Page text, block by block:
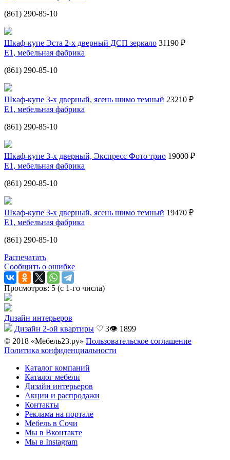
(861) 290-85-10
Шкаф-купе Эста 2-х дверный ДСП зеркало 31190 ₽
Е1, мебельная фабрика
(861) 290-85-10
Шкаф-купе 3-х дверный, ясень шимо темный 23210 ₽
Е1, мебельная фабрика
(861) 290-85-10
Шкаф-купе 3-х дверный, Экспресс Фото трио 19000 ₽
Е1, мебельная фабрика
(861) 290-85-10
Шкаф-купе 3-х дверный, ясень шимо темный 19470 ₽
Е1, мебельная фабрика
(861) 290-85-10
Распечатать
Сообщить о ошибке
Просмотров: 5 (с 1-го числа)
Дизайн интерьеров
Дизайн 2-ой квартиры ♡ 3👁 1899
© 2018 «Мебель23.ру» Пользовательское соглашение
Политика конфиденциальности
Каталог компаний
Каталог мебели
Дизайн интерьеров
Акции и распродажи
Контакты
Реклама на портале
Мебель в Сочи
Мы в Вконтакте
Мы в Instagram